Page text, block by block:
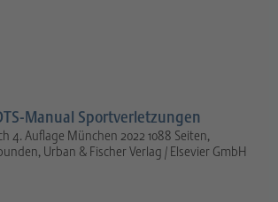
Manual Sportverletzungen
4. Auflage München 2022 1088 Seiten,
Urban & Fischer Verlag / Elsevier GmbH